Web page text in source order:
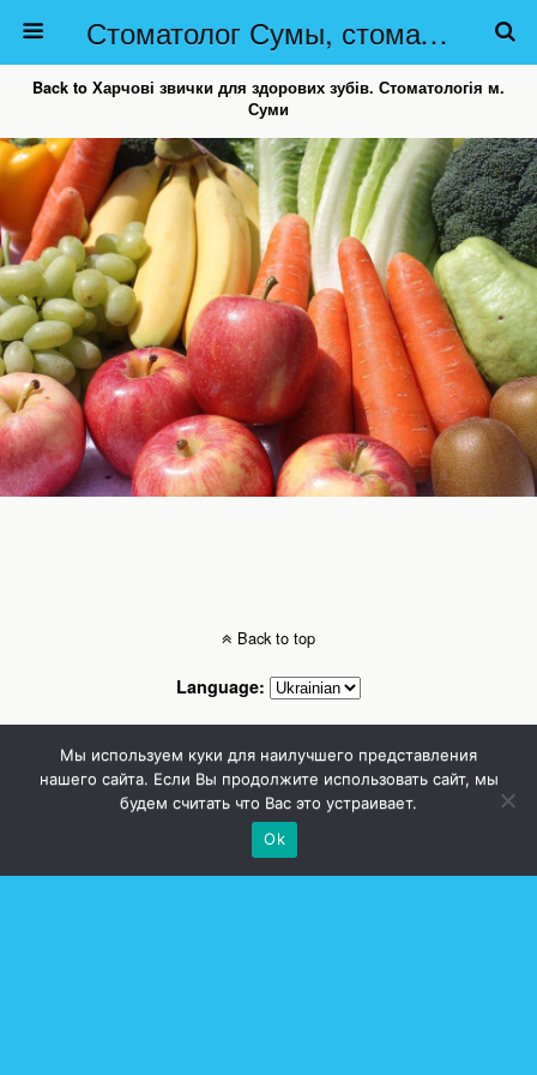
Стоматолог Сумы, стоматологические клиники Сумы, детская стоматология в Сумах. | Частная стоматология Сумы
Back to Харчові звички для здорових зубів. Стоматологія м.
Суми
Back to top
Language:
Mobile Desktop
Стоматолог Сумы, стоматологические клиники Сумы, детская стоматология в
Сумах. | Частная стоматология Сумы
Мы используем куки для наилучшего представления
нашего сайта. Если Вы продолжите использовать сайт, мы
будем считать что Вас это устраивает.
Ok